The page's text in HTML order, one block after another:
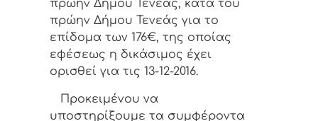
πρώην Δήμου Τενέας, κατά του
πρώην Δήμου Τενεάς για το
επίδομα των 176€, της οποίας
εφέσεως η δικάσιμος έχει
ορισθεί για τις 13-12-2016.
Προκειμένου να
υποστηρίξουμε τα συμφέροντα